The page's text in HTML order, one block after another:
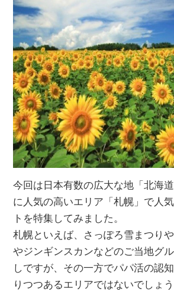
今回は日本有数の広大な地「北海
に人気の高いエリア「札幌」で人
トを特集してみました。
札幌といえば、さっぽろ雪まつり
やジンギンスカンなどのご当地グ
しですが、その一方でパパ活の認
りつつあるエリアではないでしょう